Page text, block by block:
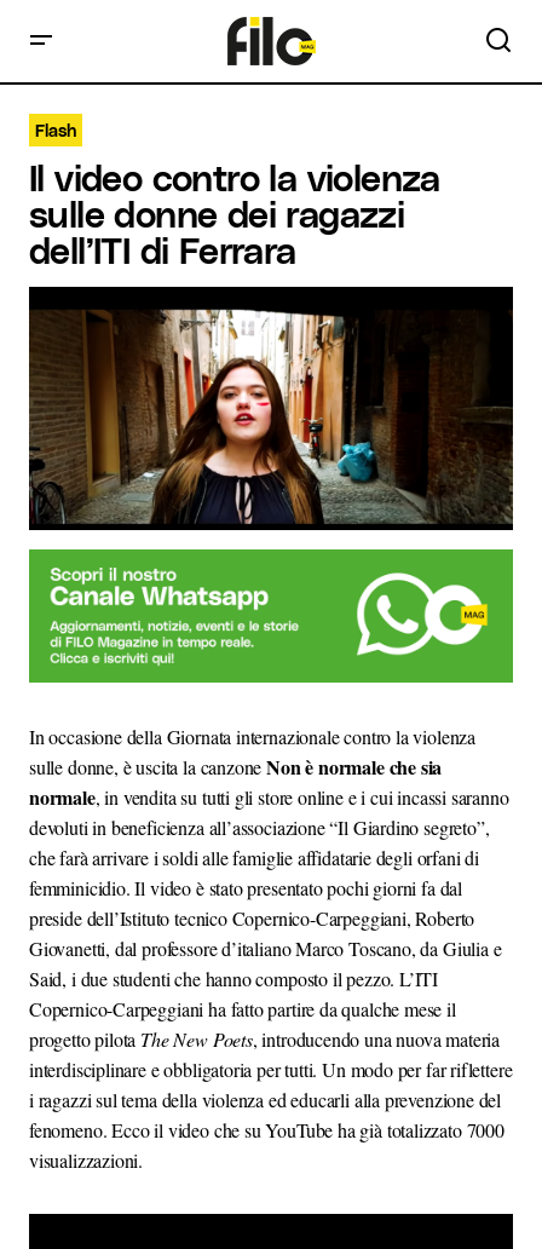
Flash
Il video contro la violenza
sulle donne dei ragazzi
dell’ITI di Ferrara
In occasione della Giornata internazionale contro la violenza
sulle donne, è uscita la canzoneNon è normale che sia
normale, in vendita su tutti gli store online e i cui incassi saranno
devoluti in beneficienza all’associazione “Il Giardino segreto”,
che farà arrivare i soldi alle famiglie affidatarie degli orfani di
femminicidio. Il video è stato presentato pochi giorni fa dal
preside dell’Istituto tecnico Copernico-Carpeggiani, Roberto
Giovanetti, dal professore d’italiano Marco Toscano, da Giulia e
Said, i due studenti che hanno composto il pezzo. L’ITI
Copernico-Carpeggiani ha fatto partire da qualche mese il
progetto pilota The New Poets, introducendo una nuova materia
interdisciplinare e obbligatoria per tutti. Un modo per far riflettere
i ragazzi sul tema della violenza ed educarli alla prevenzione del
fenomeno. Ecco il video che su YouTube ha già totalizzato 7000
visualizzazioni.